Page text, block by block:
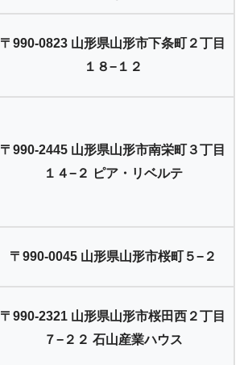
〒990-0823 山形県山形市下条町２丁目
１８−１２
〒990-2445 山形県山形市南栄町３丁目
１４−２ ピア・リベルテ
〒990-0045 山形県山形市桜町５−２
〒990-2321 山形県山形市桜田西２丁目
７−２２ 石山産業ハウス